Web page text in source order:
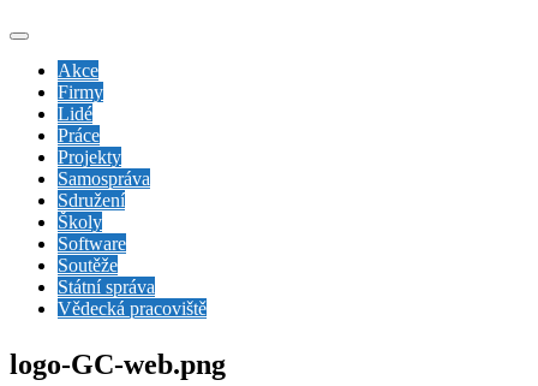
Akce
Firmy
Lidé
Práce
Projekty
Samospráva
Sdružení
Školy
Software
Soutěže
Státní správa
Vědecká pracoviště
logo-GC-web.png